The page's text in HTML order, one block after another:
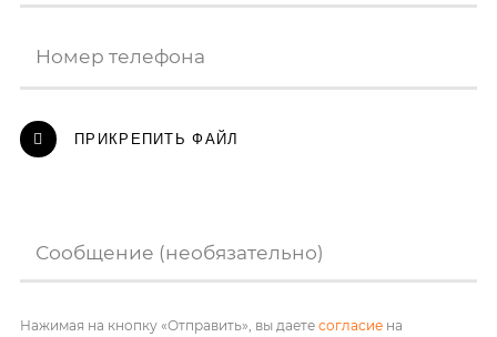
Номер телефона
ПРИКРЕПИТЬ ФАЙЛ
Сообщение (необязательно)
Нажимая на кнопку «Отправить», вы даете согласиена